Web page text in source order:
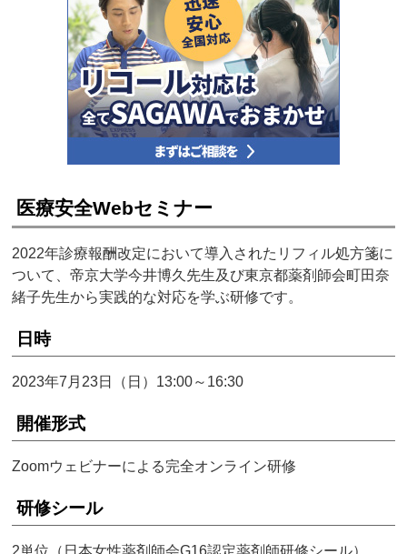
医療安全Webセミナー
2022年診療報酬改定において導入されたリフィル処方箋に
ついて、帝京大学今井博久先生及び東京都薬剤師会町田奈
緒子先生から実践的な対応を学ぶ研修です。
日時
2023年7月23日（日）13:00～16:30
開催形式
Zoomウェビナーによる完全オンライン研修
研修シール